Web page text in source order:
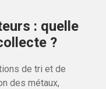
: quelle
?
de tri et de
des métaux,